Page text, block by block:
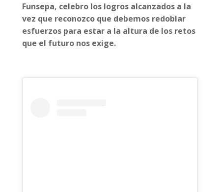
Funsepa, celebro los logros alcanzados a la
vez que reconozco que debemos redoblar
esfuerzos para estar a la altura de los retos
que el futuro nos exige.